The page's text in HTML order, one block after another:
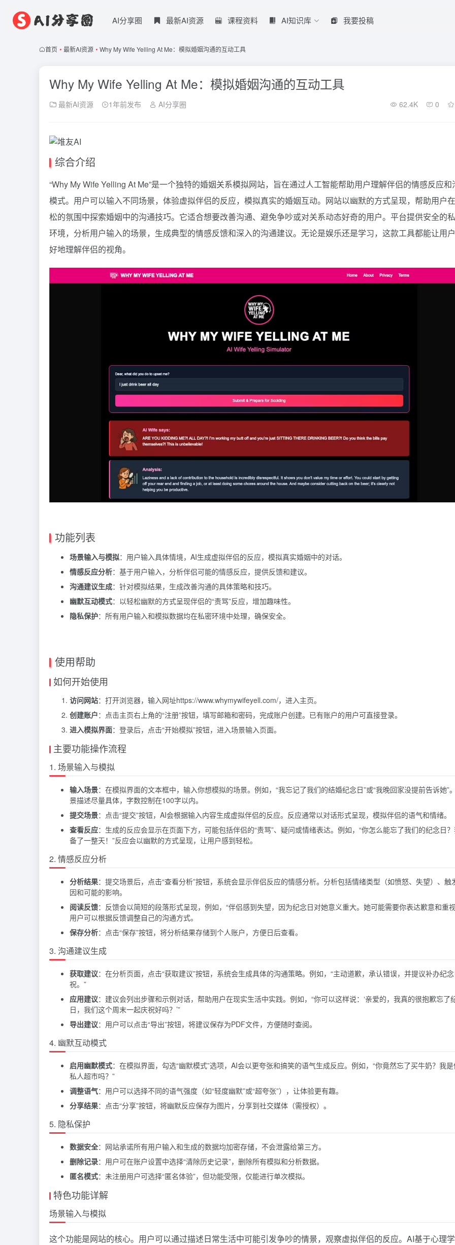
AI分享圈 最新AI资源 课程资料 AI知识库 我要投稿
首页 • 最新AI资源 • Why My Wife Yelling At Me：模拟婚姻沟通的互动工具
Why My Wife Yelling At Me：模拟婚姻沟通的互动工具
最新AI资源 1年前发布 AI分享圈 62.4K 0
综合介绍
“Why My Wife Yelling At Me”是一个独特的婚姻关系模拟网站，旨在通过人工智能帮助用户理解伴侣的情感反应和
模式。用户可以输入不同场景，体验虚拟伴侣的反应，模拟真实的婚姻互动。网站以幽默的方式呈现，帮助用户
松的氛围中探索婚姻中的沟通技巧。它适合想要改善沟通、避免争吵或对关系动态好奇的用户。平台提供安全的
环境，分析用户输入的场景，生成典型的情感反馈和深入的沟通建议。无论是娱乐还是学习，这款工具都能让用
好地理解伴侣的视角。
功能列表
场景输入与模拟：用户输入具体情境，AI生成虚拟伴侣的反应，模拟真实婚姻中的对话。
情感反应分析：基于用户输入，分析伴侣可能的情感反应，提供反馈和建议。
沟通建议生成：针对模拟结果，生成改善沟通的具体策略和技巧。
幽默互动模式：以轻松幽默的方式呈现伴侣的“责骂”反应，增加趣味性。
隐私保护：所有用户输入和模拟数据均在私密环境中处理，确保安全。
使用帮助
如何开始使用
访问网站：打开浏览器，输入网址https://www.whymywifeyell.com/，进入主页。
创建账户：点击主页右上角的“注册”按钮，填写邮箱和密码，完成账户创建。已有账户的用户可直接登录。
进入模拟界面：登录后，点击“开始模拟”按钮，进入场景输入页面。
主要功能操作流程
1. 场景输入与模拟
输入场景：在模拟界面的文本框中，输入你想模拟的场景。例如，“我忘记了我们的结婚纪念日”或“我晚回家没提前告诉她”
景描述尽量具体，字数控制在100字以内。
提交场景：点击“提交”按钮，AI会根据输入内容生成虚拟伴侣的反应。反应通常以对话形式呈现，模拟伴侣的语气和情绪。
查看反应：生成的反应会显示在页面下方，可能包括伴侣的“责骂”、疑问或情绪表达。例如，“你怎么能忘了我们的纪念日
备了一整天！”反应会以幽默的方式呈现，让用户感到轻松。
2. 情感反应分析
分析结果：提交场景后，点击“查看分析”按钮，系统会显示伴侣反应的情感分析。分析包括情绪类型（如愤怒、失望）、触
因和可能的影响。
阅读反馈：反馈会以简短的段落形式呈现，例如，“伴侣感到失望，因为纪念日对她意义重大。她可能需要你表达歉意和重
用户可以根据反馈调整自己的沟通方式。
保存分析：点击“保存”按钮，将分析结果存储到个人账户，方便日后查看。
3. 沟通建议生成
获取建议：在分析页面，点击“获取建议”按钮，系统会生成具体的沟通策略。例如，“主动道歉，承认错误，并提议补办纪
祝。”
应用建议：建议会列出步骤和示例对话，帮助用户在现实生活中实践。例如，“你可以这样说：‘亲爱的，我真的很抱歉忘了
日，我们这个周末一起庆祝好吗？’”
导出建议：用户可以点击“导出”按钮，将建议保存为PDF文件，方便随时查阅。
4. 幽默互动模式
启用幽默模式：在模拟界面，勾选“幽默模式”选项，AI会以更夸张和搞笑的语气生成反应。例如，“你竟然忘了买牛奶？我
私人超市吗？”
调整语气：用户可以选择不同的语气强度（如“轻度幽默”或“超夸张”），让体验更有趣。
分享结果：点击“分享”按钮，将幽默反应保存为图片，分享到社交媒体（需授权）。
5. 隐私保护
数据安全：网站承诺所有用户输入和生成的数据均加密存储，不会泄露给第三方。
删除记录：用户可在账户设置中选择“清除历史记录”，删除所有模拟和分析数据。
匿名模式：未注册用户可选择“匿名体验”，但功能受限，仅能进行单次模拟。
特色功能详解
场景输入与模拟
这个功能是网站的核心。用户可以通过描述日常生活中可能引发争吵的情景，观察虚拟伴侣的反应。AI基于心理